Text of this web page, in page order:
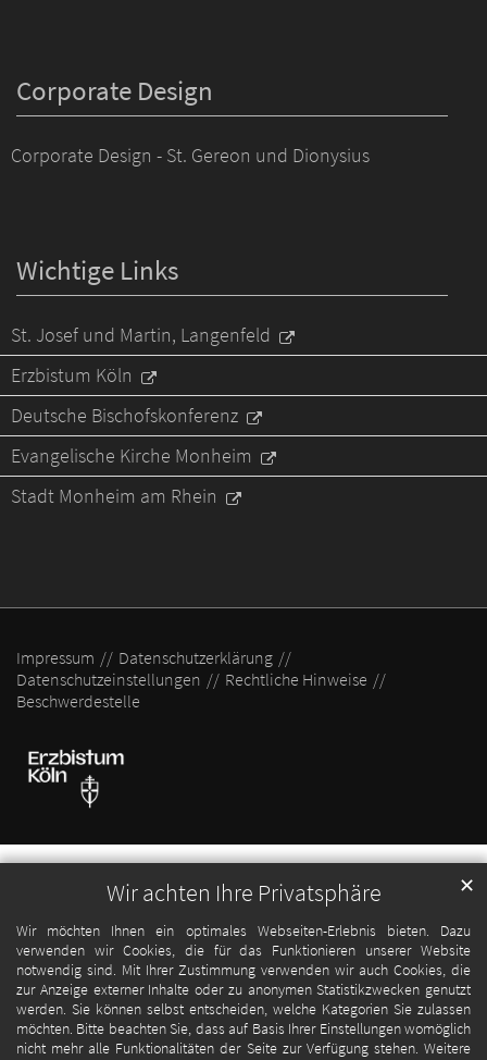
Wir achten Ihre Privatsphäre
Wir möchten Ihnen ein optimales Webseiten-Erlebnis bieten. Dazu
verwenden wir Cookies, die für das Funktionieren unserer Website
notwendig sind. Mit Ihrer Zustimmung verwenden wir auch Cookies, die
zur Anzeige externer Inhalte oder zu anonymen Statistikzwecken genutzt
werden. Sie können selbst entscheiden, welche Kategorien Sie zulassen
möchten. Bitte beachten Sie, dass auf Basis Ihrer Einstellungen womöglich
nicht mehr alle Funktionalitäten der Seite zur Verfügung stehen. Weitere
✕
Corporate Design
Corporate Design - St. Gereon und Dionysius
Wichtige Links
St. Josef und Martin, Langenfeld
Erzbistum Köln
Deutsche Bischofskonferenz
Evangelische Kirche Monheim
Stadt Monheim am Rhein
Impressum
Datenschutzerklärung
Datenschutzeinstellungen
Rechtliche Hinweise
Beschwerdestelle